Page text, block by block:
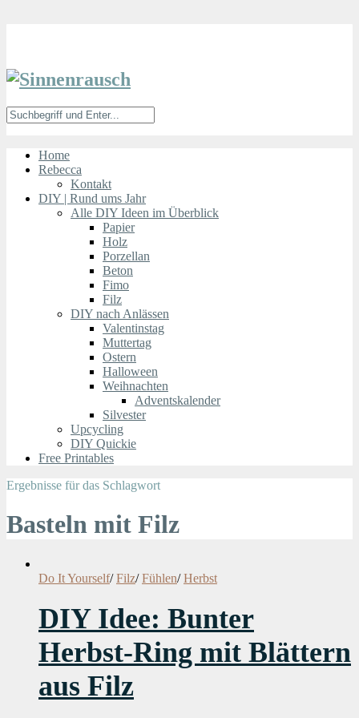
Home
Rebecca
Kontakt
DIY | Rund ums Jahr
Alle DIY Ideen im Überblick
Papier
Holz
Porzellan
Beton
Fimo
Filz
DIY nach Anlässen
Valentinstag
Muttertag
Ostern
Halloween
Weihnachten
Adventskalender
Silvester
Upcycling
DIY Quickie
Free Printables
Ergebnisse für das Schlagwort
Basteln mit Filz
Do It Yourself/ Filz/ Fühlen/ Herbst
DIY Idee: Bunter
Herbst-Ring mit Blättern
aus Filz